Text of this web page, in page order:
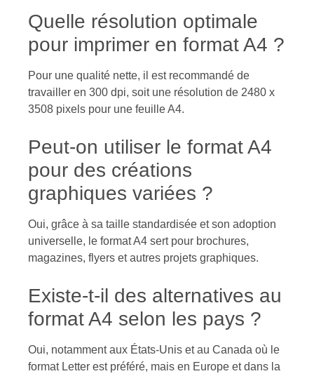
Quelle résolution optimale
pour imprimer en format A4 ?
Pour une qualité nette, il est recommandé de
travailler en 300 dpi, soit une résolution de 2480 x
3508 pixels pour une feuille A4.
Peut-on utiliser le format A4
pour des créations
graphiques variées ?
Oui, grâce à sa taille standardisée et son adoption
universelle, le format A4 sert pour brochures,
magazines, flyers et autres projets graphiques.
Existe-t-il des alternatives au
format A4 selon les pays ?
Oui, notamment aux États-Unis et au Canada où le
format Letter est préféré, mais en Europe et dans la